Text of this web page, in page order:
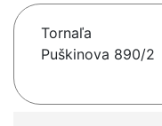
Tornaľa
Puškinova 890/2